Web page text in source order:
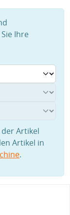
Ihre
Artikel
Artikel in
.